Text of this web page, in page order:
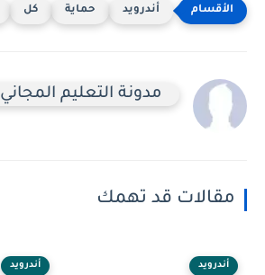
أندرويد حماية كل
مدونة التعليم المجاني
مقالات قد تهمك
أندرويد أندرويد